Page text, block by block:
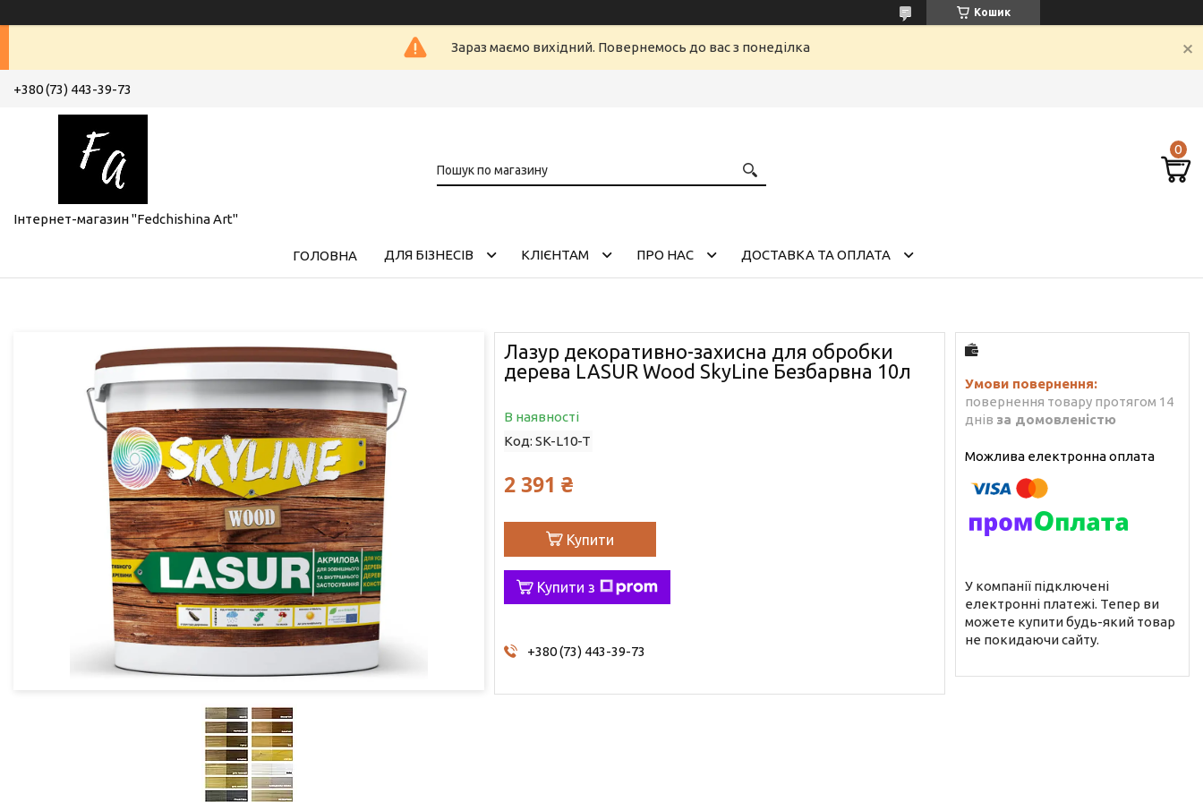
Кошик
Зараз маємо вихідний. Повернемось до вас з понеділка
+380 (73) 443-39-73
Інтернет-магазин "Fedchishina Art"
ГОЛОВНА ДЛЯ БІЗНЕСІВ КЛІЄНТАМ ПРО НАС ДОСТАВКА ТА ОПЛАТА
Лазур декоративно-захисна для обробки
дерева LASUR Wood SkyLine Безбарвна 10л
В наявності
Код: SK-L10-T
2 391 ₴
Купити
Купити з
+380 (73) 443-39-73
повернення товару протягом 14
днів за домовленістю
У компанії підключені
електронні платежі. Тепер ви
можете купити будь-який товар
не покидаючи сайту.